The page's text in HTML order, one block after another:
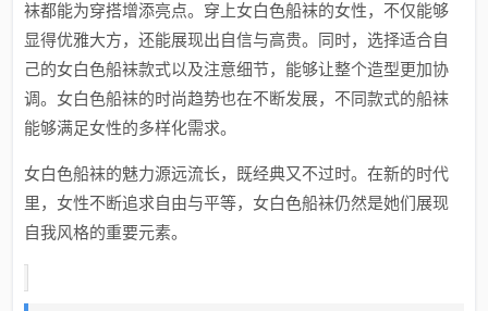
袜都能为穿搭增添亮点。穿上女白色船袜的女性，不仅能够
显得优雅大方，还能展现出自信与高贵。同时，选择适合自
己的女白色船袜款式以及注意细节，能够让整个造型更加协
调。女白色船袜的时尚趋势也在不断发展，不同款式的船袜
能够满足女性的多样化需求。
女白色船袜的魅力源远流长，既经典又不过时。在新的时代
里，女性不断追求自由与平等，女白色船袜仍然是她们展现
自我风格的重要元素。